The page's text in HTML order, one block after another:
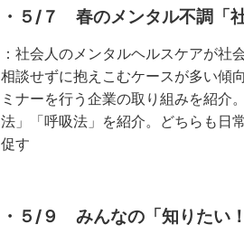
・５/７ 春のメンタル不調「
：社会人のメンタルヘルスケアが
相談せずに抱えこむケースが多い傾
ミナーを行う企業の取り組みを紹介
法」「呼吸法」を紹介。どちらも日
促す
・５/９ みんなの「知りたい